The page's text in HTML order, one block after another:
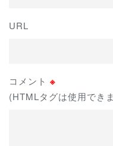
URL
コメント ※
(HTMLタグは使用でき